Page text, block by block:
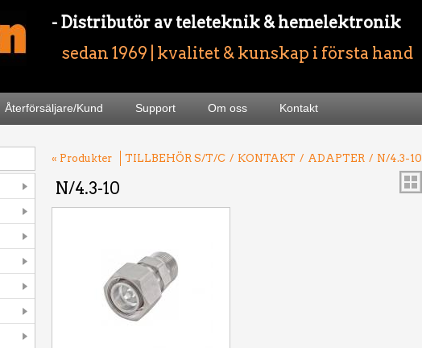
- Distributör av teleteknik & hemelektronik
sedan 1969 | kvalitet & kunskap i första hand
Återförsäljare/Kund Support Om oss Kontakt
« Produkter TILLBEHÖR S/T/C / KONTAKT / ADAPTER / N/4.3-10
N/4.3-10